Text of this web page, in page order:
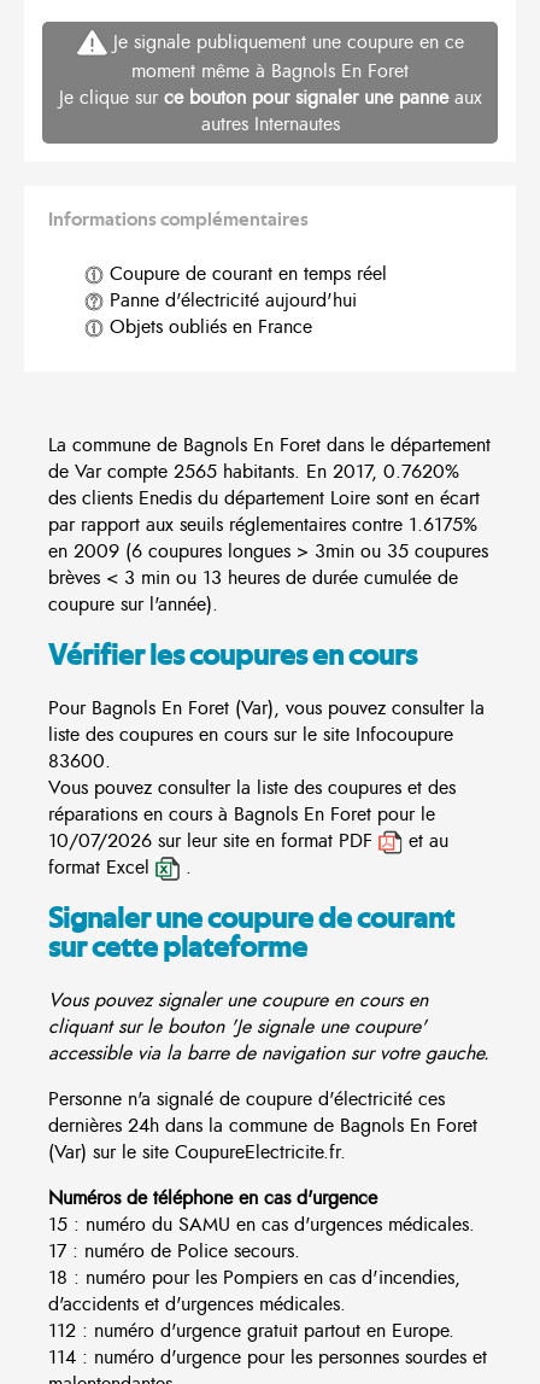
Je signale publiquement une coupure en ce
moment même à Bagnols En Foret
Je clique sur ce bouton pour signaler une panneaux
autres Internautes
Informations complémentaires
Coupure de courant en temps réel
Panne d'électricité aujourd'hui
Objets oubliés en France
La commune de Bagnols En Foret dans le département
de Var compte 2565 habitants. En 2017, 0.7620%
des clients Enedis du département Loire sont en écart
par rapport aux seuils réglementaires contre 1.6175%
en 2009 (6 coupures longues > 3min ou 35 coupures
brèves < 3 min ou 13 heures de durée cumulée de
coupure sur l'année).
Vérifier les coupures en cours
Pour Bagnols En Foret (Var), vous pouvez consulter la
liste des coupures en cours sur le site Infocoupure
83600.
Vous pouvez consulter la liste des coupures et des
réparations en cours à Bagnols En Foret pour le
10/07/2026 sur leur site en format PDF
et au
format Excel
.
Signaler une coupure de courant
sur cette plateforme
Vous pouvez signaler une coupure en cours en
cliquant sur le bouton 'Je signale une coupure'
accessible via la barre de navigation sur votre gauche.
Personne n'a signalé de coupure d'électricité ces
dernières 24h dans la commune de Bagnols En Foret
(Var) sur le site CoupureElectricite.fr.
Numéros de téléphone en cas d'urgence
15 : numéro du SAMU en cas d'urgences médicales.
17 : numéro de Police secours.
18 : numéro pour les Pompiers en cas d'incendies,
d'accidents et d'urgences médicales.
112 : numéro d'urgence gratuit partout en Europe.
114 : numéro d'urgence pour les personnes sourdes et